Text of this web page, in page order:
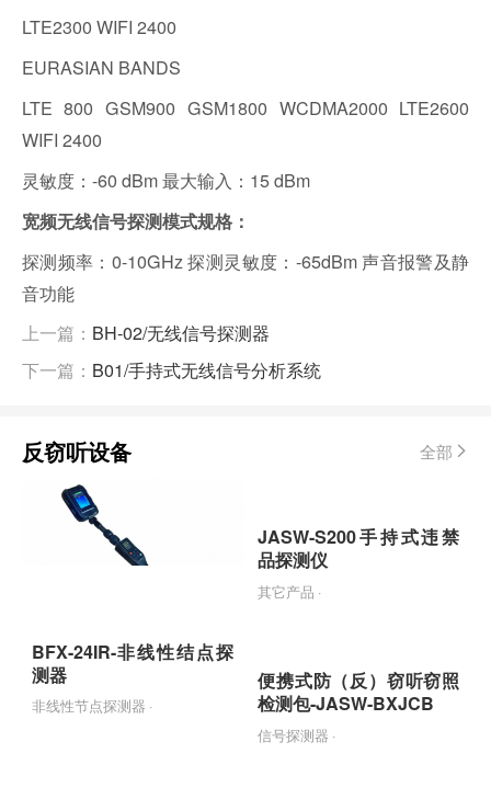
LTE2300 WIFI 2400
EURASIAN BANDS
LTE 800 GSM900 GSM1800 WCDMA2000 LTE2600
WIFI 2400
灵敏度：-60 dBm 最大输入：15 dBm
宽频无线信号探测模式规格：
探测频率：0-10GHz 探测灵敏度：-65dBm 声音报警及静
音功能
上一篇： BH-02/无线信号探测器
下一篇： B01/手持式无线信号分析系统
反窃听设备 全部
BFX-24IR-非线性结点探
测器
非线性节点探测器 ·
JASW-S200手持式违禁
品探测仪
其它产品 ·
便携式防（反）窃听窃照
检测包-JASW-BXJCB
信号探测器 ·